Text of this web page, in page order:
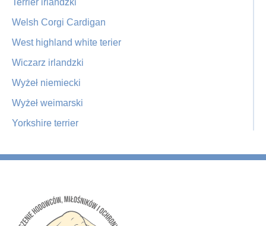
Terrier irlandzki
Welsh Corgi Cardigan
West highland white terier
Wiczarz irlandzki
Wyżeł niemiecki
Wyżeł weimarski
Yorkshire terrier